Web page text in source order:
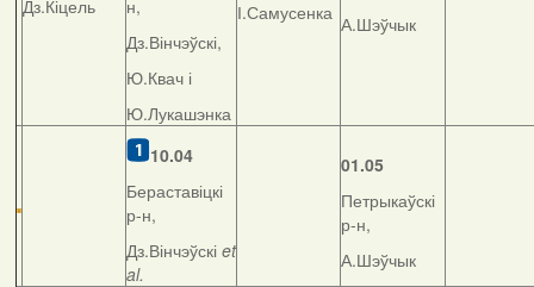
Дз.Кіцель
н,
Дз.Вінчэўскі,
Ю.Квач і
Ю.Лукашэнка
І.Самусенка А.Шэўчык
10.04
Бераставіцкі
р-н,
Дз.Вінчэўскі et
al.
01.05
Петрыкаўскі
р-н,
А.Шэўчык